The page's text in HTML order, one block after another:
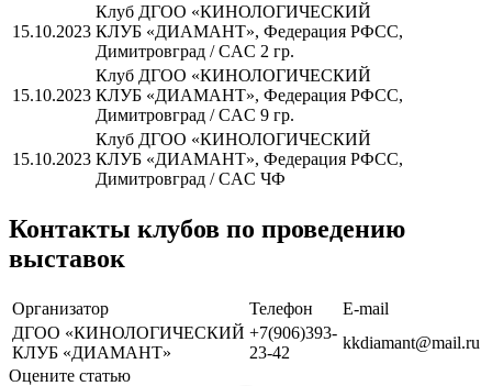
15.10.2023
Клуб ДГОО «КИНОЛОГИЧЕСКИЙ
КЛУБ «ДИАМАНТ», Федерация РФСС,
Димитровград / CAC 2 гр.
15.10.2023
Клуб ДГОО «КИНОЛОГИЧЕСКИЙ
КЛУБ «ДИАМАНТ», Федерация РФСС,
Димитровград / CAC 9 гр.
15.10.2023
Клуб ДГОО «КИНОЛОГИЧЕСКИЙ
КЛУБ «ДИАМАНТ», Федерация РФСС,
Димитровград / CAC ЧФ
Контакты клубов по проведению
выставок
Организатор Телефон
Е-mail
ДГОО «КИНОЛОГИЧЕСКИЙ
КЛУБ «ДИАМАНТ»
+7(906)393-
23-42
kkdiamant@mail.ru
Оцените статью